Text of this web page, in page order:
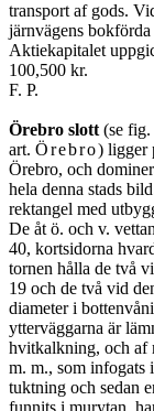
transport af gods.
järnvägens
Aktiekapitalet
100,500 kr.
F. P.
Örebro slott (se
art. Örebro) ligger
Örebro, och
hela denna stads
rektangel med
De åt ö. och v.
40, kortsidorna
tornen hålla de två
19 och de två vid
diameter i
ytterväggarna är
hvitkalkning, och af
m. m., som infogats
tuktning och sedan
funnits i murytan,